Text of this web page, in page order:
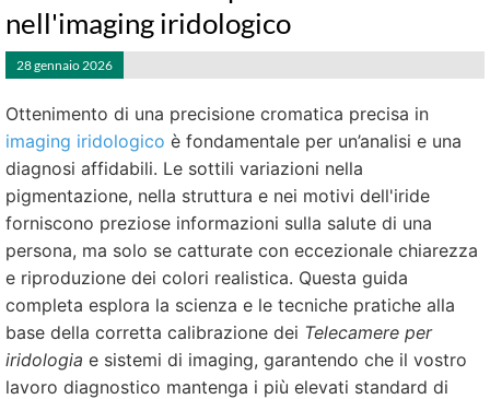
nell'imaging iridologico
28 gennaio 2026
Ottenimento di una precisione cromatica precisa in
imaging iridologico è fondamentale per un’analisi e una
diagnosi affidabili. Le sottili variazioni nella
pigmentazione, nella struttura e nei motivi dell'iride
forniscono preziose informazioni sulla salute di una
persona, ma solo se catturate con eccezionale chiarezza
e riproduzione dei colori realistica. Questa guida
completa esplora la scienza e le tecniche pratiche alla
base della corretta calibrazione dei Telecamere per
iridologia e sistemi di imaging, garantendo che il vostro
lavoro diagnostico mantenga i più elevati standard di